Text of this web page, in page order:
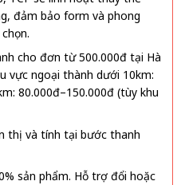
đảm bảo form và phong
cho đơn từ 500.000đ tại Hà
vực ngoại thành dưới 10km:
80.000đ–150.000đ (tùy khu
thị và tính tại bước thanh
sản phẩm. Hỗ trợ đổi hoặc